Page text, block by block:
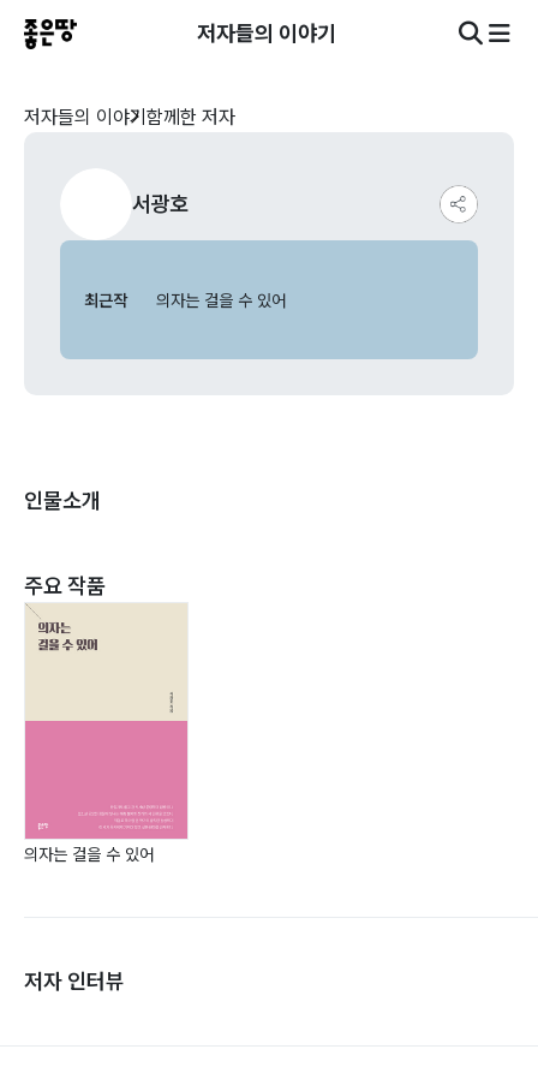
저자들의 이야기
저자들의 이야기 함께한 저자
서광호
최근작 의자는 걸을 수 있어
인물소개
주요 작품
의자는 걸을 수 있어
저자 인터뷰